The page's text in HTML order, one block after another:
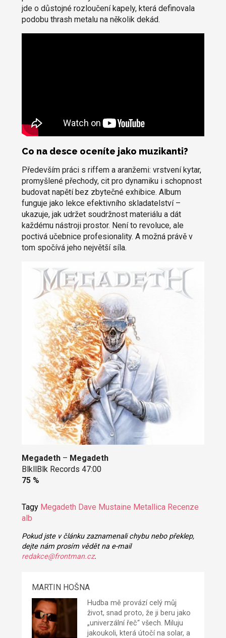
jde o důstojné rozloučení kapely, která definovala
podobu thrash metalu na několik dekád.
Co na desce oceníte jako muzikanti?
Především práci s riffem a aranžemi: vrstvení kytar,
promyšlené přechody, cit pro dynamiku i schopnost
budovat napětí bez zbytečné exhibice. Album
funguje jako lekce efektivního skladatelství –
ukazuje, jak udržet soudržnost materiálu a dát
každému nástroji prostor. Není to revoluce, ale
poctivá učebnice profesionality. A možná právě v
tom spočívá jeho největší síla.
Megadeth – Megadeth
BlkllBlk Records 47:00
75 %
Tagy Megadeth Dave Mustaine Metallica Recenze
alb
Pokud jste v článku zaznamenali chybu nebo překlep,
dejte nám prosím vědět na e-mail
redakce@frontman.cz.
MARTIN HOŠNA
Hudba mě provází celý můj
život, snad proto, že ji beru jako
„univerzální řeč“ všech. Miluju
jakoukoli, která útočí na solar, a